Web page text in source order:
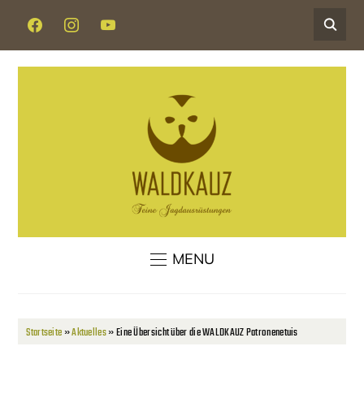
FACEBOOKINSTAGRAMYOUTUBE
MENU
Startseite»Aktuelles»Eine Übersicht über die WALDKAUZ Patronenetuis